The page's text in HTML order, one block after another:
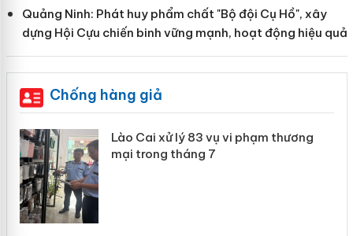
Quảng Ninh: Phát huy phẩm chất "Bộ đội Cụ Hồ", xây
dựng Hội Cựu chiến binh vững mạnh, hoạt động hiệu quả
Chống hàng giả
Lào Cai xử lý 83 vụ vi phạm thương
mại trong tháng 7